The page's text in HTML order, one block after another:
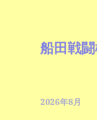
船田戦
2026年8月